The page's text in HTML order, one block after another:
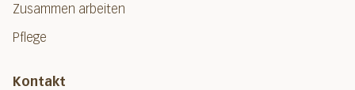
Zusammen arbeiten
Pflege
Kontakt